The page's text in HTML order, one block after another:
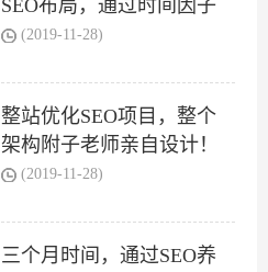
SEO布局，通过时间因子
算 (2019-11-28)
整站优化SEO项目，整个
架构附子老师亲自设计！
(2019-11-28)
三个月时间，通过SEO养